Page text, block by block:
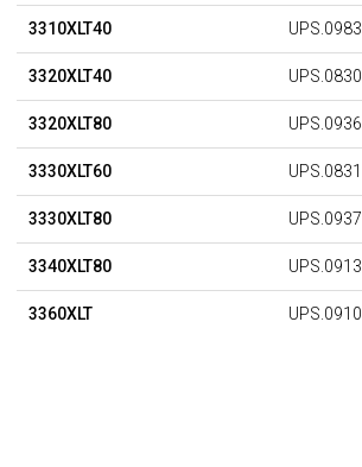
3310XLT40 UPS.0983
3320XLT40 UPS.0830
3320XLT80 UPS.0936
3330XLT60 UPS.0831
3330XLT80 UPS.0937
3340XLT80 UPS.0913
3360XLT UPS.0910